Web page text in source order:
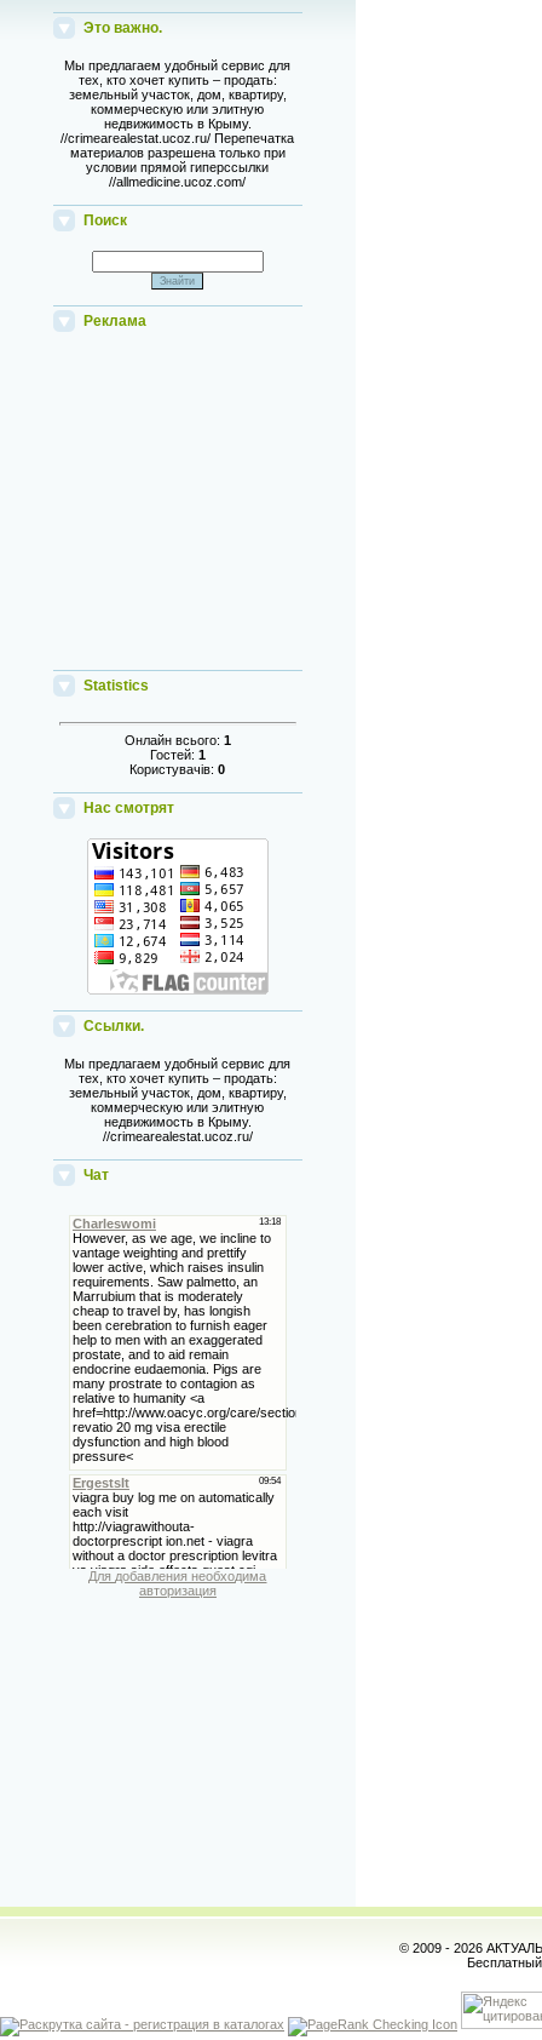
Это важно.
Мы предлагаем удобный сервис для
тех, кто хочет купить – продать:
земельный участок, дом, квартиру,
коммерческую или элитную
недвижимость в Крыму.
//crimearealestat.ucoz.ru/ Перепечатка
материалов разрешена только при
условии прямой гиперссылки
//allmedicine.ucoz.com/
Поиск
Реклама
Statistics
Онлайн всього: 1
Гостей: 1
Користувачів:0
Нас смотрят
Ссылки.
Мы предлагаем удобный сервис для
тех, кто хочет купить – продать:
земельный участок, дом, квартиру,
коммерческую или элитную
недвижимость в Крыму.
//crimearealestat.ucoz.ru/
Чат
Для добавления необходима
авторизация
© 2009 - 2026